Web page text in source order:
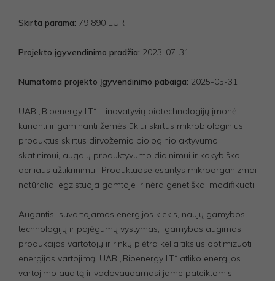
Skirta parama: 79 890 EUR
Projekto įgyvendinimo pradžia: 2023-07-31
Numatoma projekto įgyvendinimo pabaiga: 2025-05-31
UAB „Bioenergy LT“ – inovatyvių biotechnologijų įmonė,
kurianti ir gaminanti žemės ūkiui skirtus mikrobiologinius
produktus skirtus dirvožemio biologinio aktyvumo
skatinimui, augalų produktyvumo didinimui ir kokybiško
derliaus užtikrinimui. Produktuose esantys mikroorganizmai
natūraliai egzistuoja gamtoje ir nėra genetiškai modifikuoti.
Augantis suvartojamos energijos kiekis, naujų gamybos
technologijų ir pajėgumų vystymas, gamybos augimas,
produkcijos vartotojų ir rinkų plėtra kelia tikslus optimizuoti
energijos vartojimą. UAB „Bioenergy LT“ atliko energijos
vartojimo auditą ir vadovaudamasi jame pateiktomis